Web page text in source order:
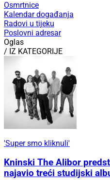
Osmrtnice
Kalendar događanja
Radovi u tijeku
Poslovni adresar
Oglas
/ IZ KATEGORIJE
'Super smo kliknuli'
Kninski The Alibor
najavio treći studijski